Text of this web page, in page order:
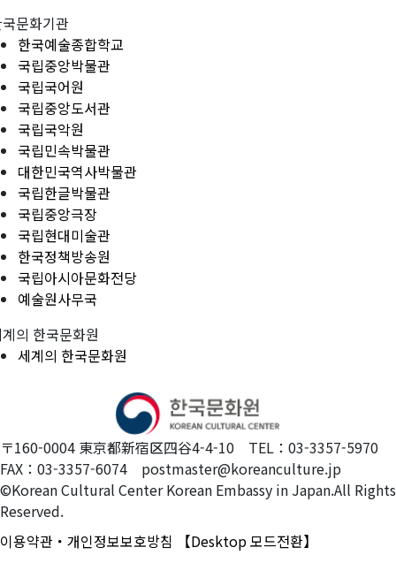
문화기관
한국예술종합학교
국립중앙박물관
국립국어원
국립중앙도서관
국립국악원
국립민속박물관
대한민국역사박물관
국립한글박물관
국립중앙극장
국립현대미술관
한국정책방송원
국립아시아문화전당
예술원사무국
의 한국문화원
세계의 한국문화원
〒160-0004 東京都新宿区四谷4-4-10 TEL：03-3357-5970
FAX：03-3357-6074 postmaster@koreanculture.jp
©Korean Cultural Center Korean Embassy in Japan.All Rights
Reserved.
이용약관・개인정보보호방침
【Desktop 모드전환】